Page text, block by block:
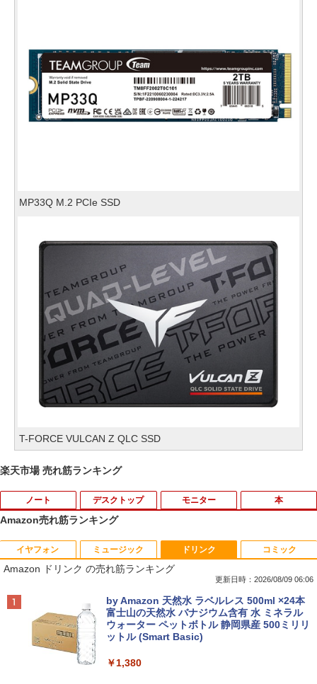
MP33Q M.2 PCIe SSD
T-FORCE VULCAN Z QLC SSD
楽天市場 売れ筋ランキング
ノート デスクトップ モニター 本
1 音羽美奈写真集（仮） [ 音羽美奈 ]
ビジネス・キャリア検定試験標準テキス
ト 経営戦略2級［第3版］ 公的資格試
Amazon売れ筋ランキング
イヤフォン
Anker Soundcore P40i オフホワイト
￥7,990
ミュージック
BRUCE WAYNE feat. Flo Milli, ATL Jacob
[Explicit]
￥250
ドリンク
Amazon ドリンク の売れ筋ランキング
更新日時：2026/08/09 06:06
by Amazon 天然水 ラベルレス 500ml ×24本
富士山の天然水 バナジウム含有 水 ミネラル
ウォーター ペットボトル 静岡県産 500ミリリ
ットル (Smart Basic)
￥1,380
コミック